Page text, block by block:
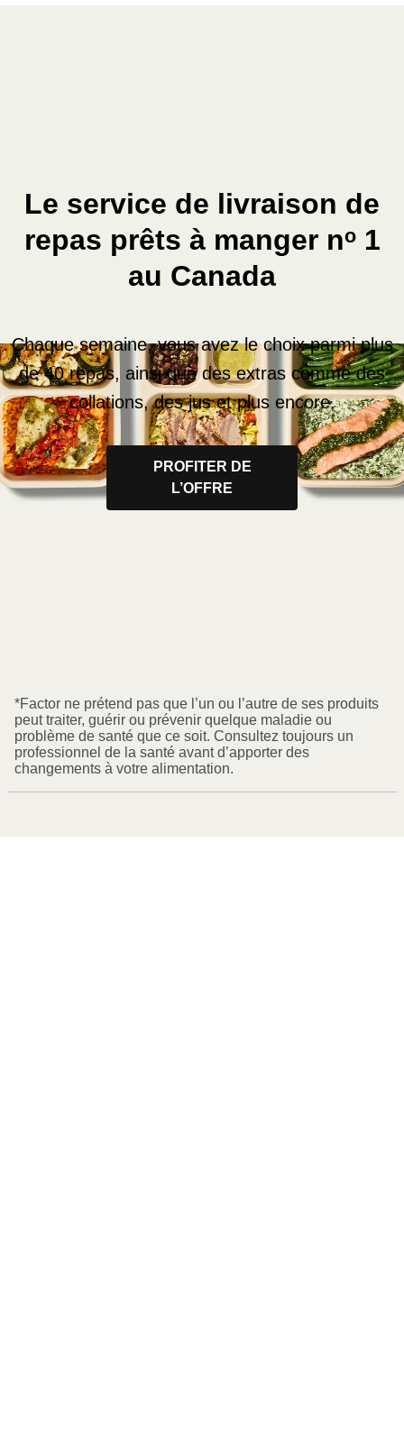
Le service de livraison de
repas prêts à manger nᵒ 1
au Canada
Chaque semaine, vous avez le choix parmi plus
de 40 repas, ainsi que des extras comme des
collations, des jus et plus encore.
PROFITER DE
L’OFFRE
*Factor ne prétend pas que l’un ou l’autre de ses produits
peut traiter, guérir ou prévenir quelque maladie ou
problème de santé que ce soit. Consultez toujours un
professionnel de la santé avant d’apporter des
changements à votre alimentation.